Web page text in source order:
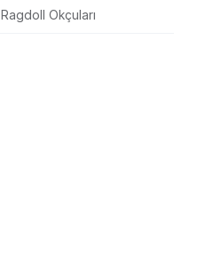
Ragdoll Okçuları